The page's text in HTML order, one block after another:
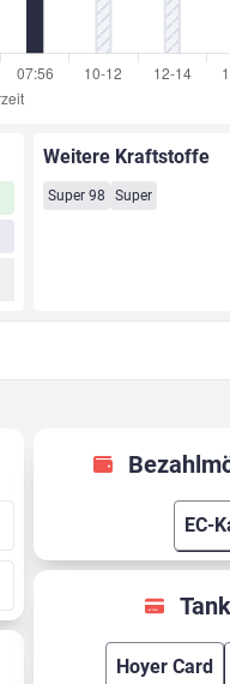
Weitere Kraftstoffe
Super 98 Super
EC-
Hoyer Card